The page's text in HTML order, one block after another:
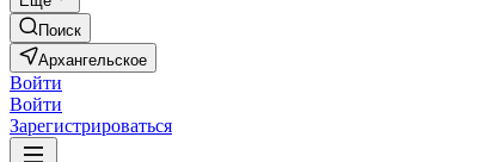
Поиск
Архангельское
Войти
Войти
Зарегистрироваться